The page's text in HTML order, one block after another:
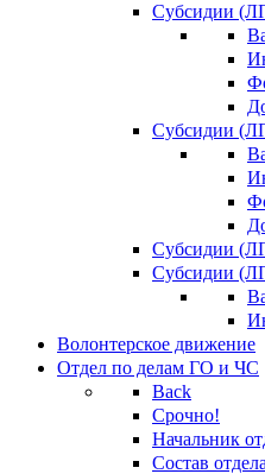
Субсидии
Субсидии
Субсидии
Субсидии
Волонтерское движение
Отдел по делам ГО и ЧС
Back
Срочно!
Начальник
Состав